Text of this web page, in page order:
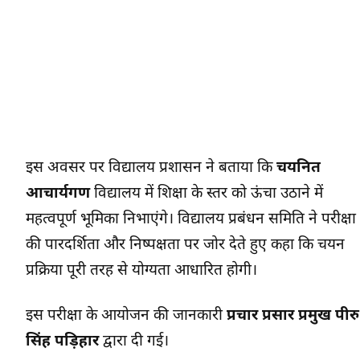
इस अवसर पर विद्यालय प्रशासन ने बताया किचयनित
आचार्यगणविद्यालय में शिक्षा के स्तर को ऊंचा उठाने में
महत्वपूर्ण भूमिका निभाएंगे। विद्यालय प्रबंधन समिति ने परीक्षा
की पारदर्शिता और निष्पक्षता पर जोर देते हुए कहा कि चयन
प्रक्रिया पूरी तरह से योग्यता आधारित होगी।
इस परीक्षा के आयोजन की जानकारीप्रचार प्रसार प्रमुख पीरु
सिंह पड़िहारद्वारा दी गई।